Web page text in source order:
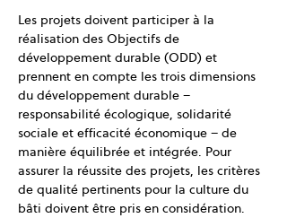
Les projets doivent participer à la
réalisation des Objectifs de
développement durable (ODD) et
prennent en compte les trois dimensions
du développement durable –
responsabilité écologique, solidarité
sociale et efficacité économique – de
manière équilibrée et intégrée. Pour
assurer la réussite des projets, les critères
de qualité pertinents pour la culture du
bâti doivent être pris en considération.